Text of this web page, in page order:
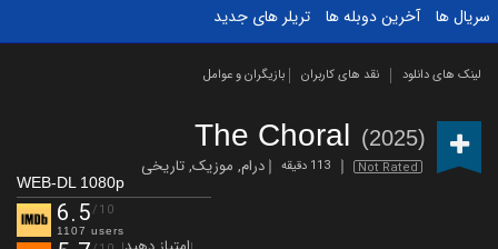
سریال ها
آخرین دوبله ها تریلر های جدید
لینک های دانلود نقد های کاربران بازیگران و عوامل
The Choral (2025)
Not Rated 113 دقیقه درام, موزیک,تاریخی
WEB-DL 1080p
6.5/10
1107 users